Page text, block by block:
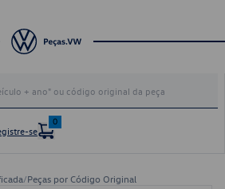
se
0
/Peças por Código Original